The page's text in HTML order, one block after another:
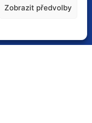
Zobrazit předvolby